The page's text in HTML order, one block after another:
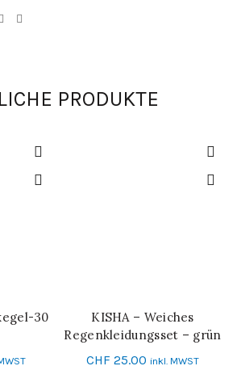
PRODUKTE
30
IN DEN WARENKORB
KISHA – Weiches
Regenkleidungsset – grün
CHF 25.00 inkl. MWST